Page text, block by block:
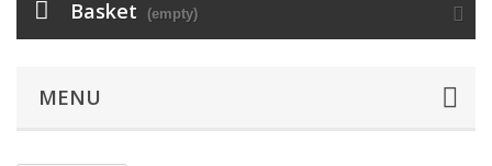
Basket (empty)
MENU